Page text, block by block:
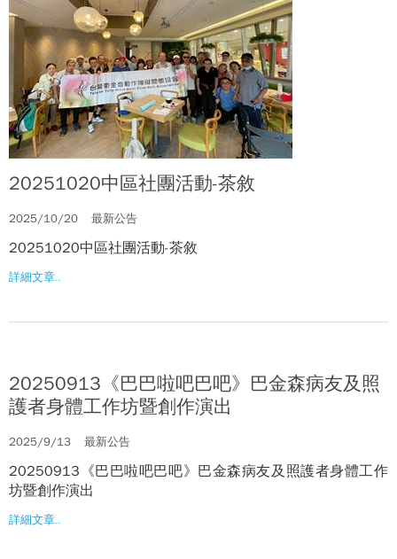
20251020中區社團活動-茶敘
2025/10/20 最新公告
20251020中區社團活動-茶敘
詳細文章..
20250913《巴巴啦吧巴吧》巴金森病友及照
護者身體工作坊暨創作演出
2025/9/13 最新公告
20250913《巴巴啦吧巴吧》巴金森病友及照護者身體工作
坊暨創作演出
詳細文章..